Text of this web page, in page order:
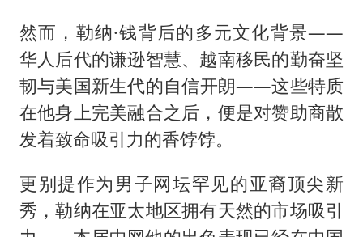
然而，勒纳·钱背后的多元文化背景——
华人后代的谦逊智慧、越南移民的勤奋坚
韧与美国新生代的自信开朗——这些特质
在他身上完美融合之后，便是对赞助商散
发着致命吸引力的香饽饽。
更别提作为男子网坛罕见的亚裔顶尖新
秀，勒纳在亚太地区拥有天然的市场吸引